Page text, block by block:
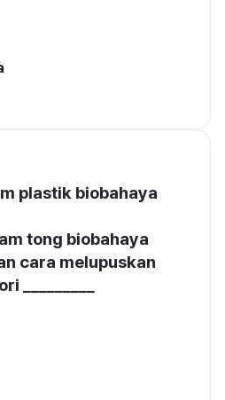
plastik biobahaya
tong biobahaya
cara melupuskan
_________